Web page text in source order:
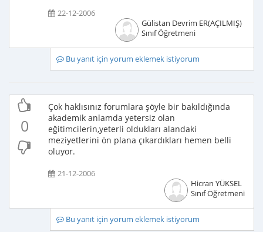
22-12-2006
Gülistan Devrim ER(AÇILMIŞ)
Sınıf Öğretmeni
Bu yanıt için yorum eklemek istiyorum
0
Çok haklısınız forumlara şöyle bir bakıldığında
akademik anlamda yetersiz olan
eğitimcilerin,yeterli oldukları alandaki
meziyetlerini ön plana çıkardıkları hemen belli
oluyor.
21-12-2006
Hicran YÜKSEL
Sınıf Öğretmeni
Bu yanıt için yorum eklemek istiyorum